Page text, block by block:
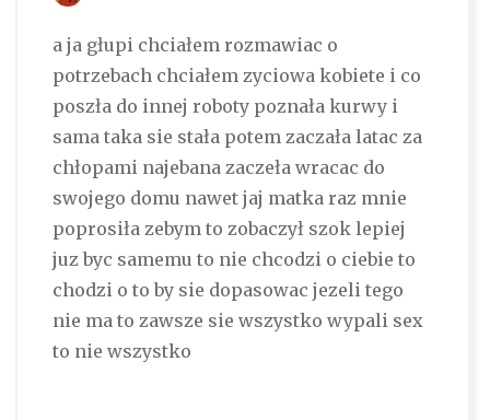
a ja głupi chciałem rozmawiac o
potrzebach chciałem zyciowa kobiete i co
poszła do innej roboty poznała kurwy i
sama taka sie stała potem zaczała latac za
chłopami najebana zaczeła wracac do
swojego domu nawet jaj matka raz mnie
poprosiła zebym to zobaczył szok lepiej
juz byc samemu to nie chcodzi o ciebie to
chodzi o to by sie dopasowac jezeli tego
nie ma to zawsze sie wszystko wypali sex
to nie wszystko